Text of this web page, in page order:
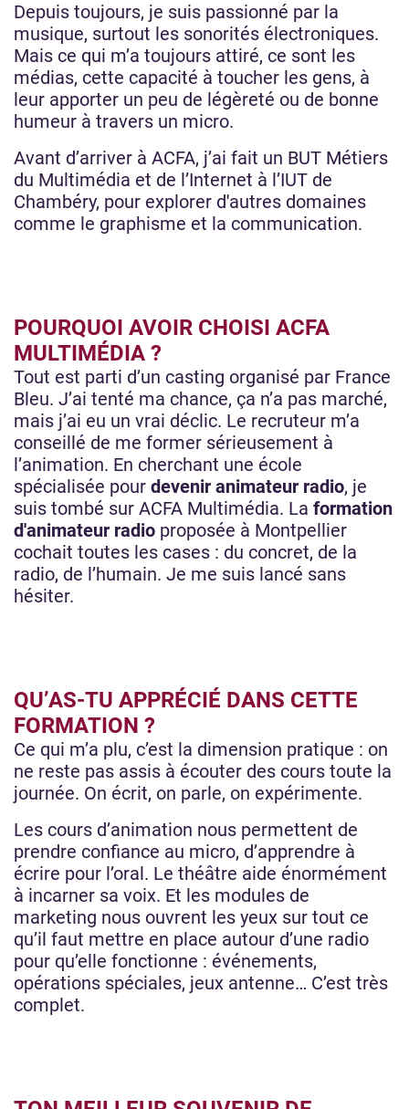
Depuis toujours, je suis passionné par la
musique, surtout les sonorités électroniques.
Mais ce qui m’a toujours attiré, ce sont les
médias, cette capacité à toucher les gens, à
leur apporter un peu de légèreté ou de bonne
humeur à travers un micro.
Avant d’arriver à ACFA, j’ai fait un BUT Métiers
du Multimédia et de l’Internet à l’IUT de
Chambéry, pour explorer d'autres domaines
comme le graphisme et la communication.
POURQUOI AVOIR CHOISI ACFA
MULTIMÉDIA ?
Tout est parti d’un casting organisé par France
Bleu. J’ai tenté ma chance, ça n’a pas marché,
mais j’ai eu un vrai déclic. Le recruteur m’a
conseillé de me former sérieusement à
l’animation. En cherchant une école
spécialisée pour devenir animateur radio, je
suis tombé sur ACFA Multimédia. La formation
d'animateur radio proposée à Montpellier
cochait toutes les cases : du concret, de la
radio, de l’humain. Je me suis lancé sans
hésiter.
QU’AS-TU APPRÉCIÉ DANS CETTE
FORMATION ?
Ce qui m’a plu, c’est la dimension pratique : on
ne reste pas assis à écouter des cours toute la
journée. On écrit, on parle, on expérimente.
Les cours d’animation nous permettent de
prendre confiance au micro, d’apprendre à
écrire pour l’oral. Le théâtre aide énormément
à incarner sa voix. Et les modules de
marketing nous ouvrent les yeux sur tout ce
qu’il faut mettre en place autour d’une radio
pour qu’elle fonctionne : événements,
opérations spéciales, jeux antenne… C’est très
complet.